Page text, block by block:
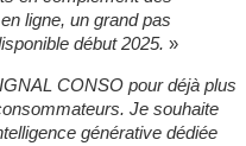
ligne, un grand pas
début 2025. »
CONSO pour déjà plus
Je souhaite
générative dédiée